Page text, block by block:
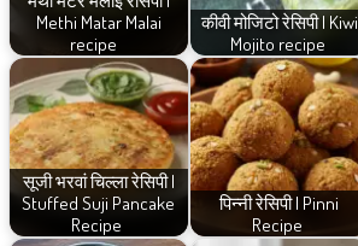
Methi Matar Malai
recipe
कीवी मोजिटो रेसिपी | Kiwi
Mojito recipe
सूजी भरवां चिल्ला रेसिपी |
Stuffed Suji Pancake
Recipe
पिन्नी रेसिपी | Pinni
Recipe